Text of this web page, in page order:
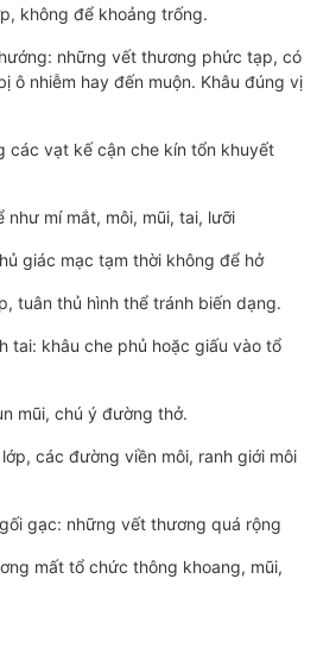
không để khoảng trống.
những vết thương phức tạp, có
ô nhiễm hay đến muộn. Khâu đúng vị
các vạt kế cận che kín tổn khuyết
mí mắt, môi, mũi, tai, lưỡi
giác mạc tạm thời không để hở
tuân thủ hình thể tránh biến dạng.
tai: khâu che phủ hoặc giấu vào tổ
mũi, chú ý đường thở.
các đường viền môi, ranh giới môi
gạc: những vết thương quá rộng
mất tổ chức thông khoang, mũi,